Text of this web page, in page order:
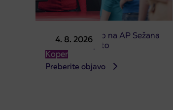
4. 8. 2026
Prodajno mesto na AP Sežana
4. 8. 2026 zaprto
Koper
Preberite objavo